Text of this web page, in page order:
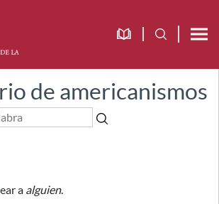
de americanismos
a alguien.